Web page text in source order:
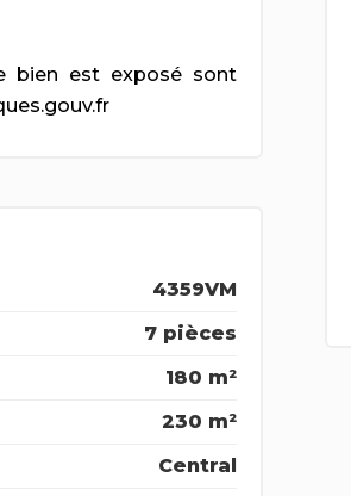
bien est exposé sont
4359VM
7 pièces
180 m²
230 m²
Central